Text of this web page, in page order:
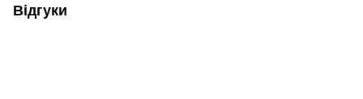
Відгуки